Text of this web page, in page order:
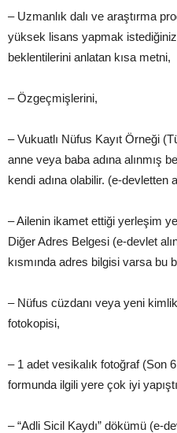
– Uzmanlık dalı ve araştırma
yüksek lisans yapmak
beklentilerini anlatan kısa metni,
– Özgeçmişlerini,
– Vukuatlı Nüfus Kayıt Örneği
anne veya baba adına alınmış
kendi adına olabilir. (e-devletten
– Ailenin ikamet ettiği yerleşim
Diğer Adres Belgesi (e-devlet
kısmında adres bilgisi varsa bu
– Nüfus cüzdanı veya yeni kimlik
fotokopisi,
– 1 adet vesikalık fotoğraf (Son
formunda ilgili yere çok iyi
– “Adli Sicil Kaydı” dökümü (e-